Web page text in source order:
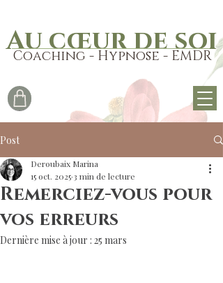
Au cœur de soi
Coaching - Hypnose - EMDR
Post
Remerciez-vous pour
vos erreurs
Deroubaix Marina
15 oct. 2025 3 min de lecture
Dernière mise à jour : 25 mars